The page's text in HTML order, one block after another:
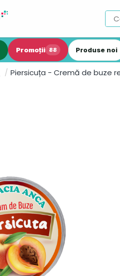
Promoții 88 Produse noi
Piersicuța - Cremă de buze